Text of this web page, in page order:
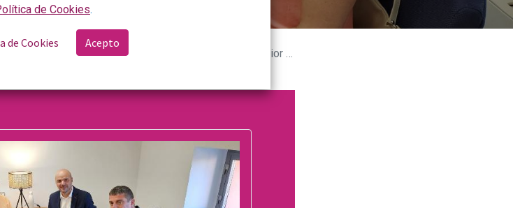
Cooperación Internacional y Centros en el Exterior se reúne con CONGDCAR
de Cookies.
de Cookies Acepto